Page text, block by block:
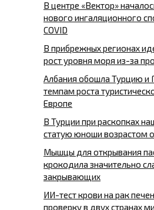
В центре «Вектор»
нового ингаляционного
COVID
В прибрежных регионах
рост уровня моря из-за
Албания обошла Турцию и
темпам роста
Европе
В Турции при раскопках
статую юноши возрастом
Мышцы для открывания
крокодила значительно
закрывающих
ИИ-тест крови на рак
проверку в двух странах